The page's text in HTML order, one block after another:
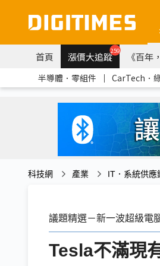
首頁 漲價大追蹤259 《百年
半導體．零組件 ｜ CarTech．
科技網 產業 IT．系統供應
議題精選－新一波超級電
Tesla不滿現